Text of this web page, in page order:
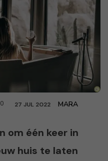
0 27 JUL 2022 MARA
om één keer in
huis te laten